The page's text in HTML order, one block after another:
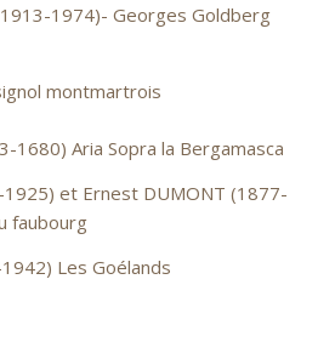
1974)- Georges Goldberg
montmartrois
1680) Aria Sopra la Bergamasca
1925) et Ernest DUMONT (1877-
faubourg
Les Goélands